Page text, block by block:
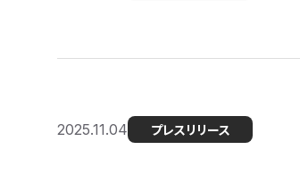
2025.11.04 プレスリリース